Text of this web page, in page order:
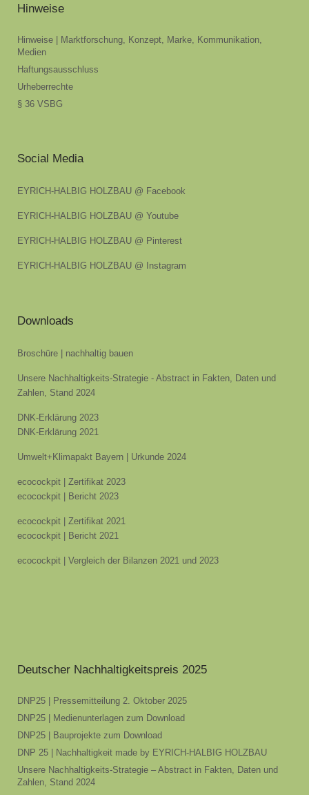
Hinweise
Hinweise | Marktforschung, Konzept, Marke, Kommunikation,
Medien
Haftungsausschluss
Urheberrechte
§ 36 VSBG
Social Media
EYRICH-HALBIG HOLZBAU @ Facebook
EYRICH-HALBIG HOLZBAU @ Youtube
EYRICH-HALBIG HOLZBAU @ Pinterest
EYRICH-HALBIG HOLZBAU @ Instagram
Downloads
Broschüre | nachhaltig bauen
Unsere Nachhaltigkeits-Strategie - Abstract in Fakten, Daten und
Zahlen, Stand 2024
DNK-Erklärung 2023
DNK-Erklärung 2021
Umwelt+Klimapakt Bayern | Urkunde 2024
ecocockpit | Zertifikat 2023
ecocockpit | Bericht 2023
ecocockpit | Zertifikat 2021
ecocockpit | Bericht 2021
ecocockpit | Vergleich der Bilanzen 2021 und 2023
Deutscher Nachhaltigkeitspreis 2025
DNP25 | Pressemitteilung 2. Oktober 2025
DNP25 | Medienunterlagen zum Download
DNP25 | Bauprojekte zum Download
DNP 25 | Nachhaltigkeit made by EYRICH-HALBIG HOLZBAU
Unsere Nachhaltigkeits-Strategie – Abstract in Fakten, Daten und
Zahlen, Stand 2024